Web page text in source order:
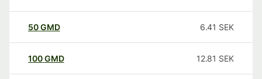
50GMD 6.41 SEK
100GMD 12.81 SEK